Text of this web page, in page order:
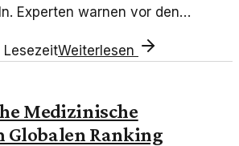
Experten warnen vor den
LesezeitWeiterlesen
Medizinische
Globalen Ranking